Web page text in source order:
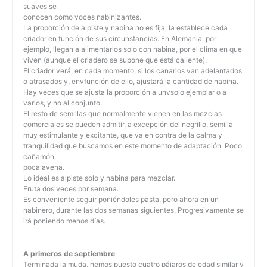
suaves se
conocen como voces nabinizantes.
La proporción de alpiste y nabina no es fija; la establece cada
criador en función de sus circunstancias. En Alemania, por
ejemplo, llegan a alimentarlos solo con nabina, por el clima en que
viven (aunque el criadero se supone que está caliente).
El criador verá, en cada momento, si los canarios van adelantados
o atrasados y, envfunción de ello, ajustará la cantidad de nabina.
Hay veces que se ajusta la proporción a unvsolo ejemplar o a
varios, y no al conjunto.
El resto de semillas que normalmente vienen en las mezclas
comerciales se pueden admitir, a excepción del negrillo, semilla
muy estimulante y excitante, que va en contra de la calma y
tranquilidad que buscamos en este momento de adaptación. Poco
cañamón,
poca avena.
Lo ideal es alpiste solo y nabina para mezclar.
Fruta dos veces por semana.
Es conveniente seguir poniéndoles pasta, pero ahora en un
nabinero, durante las dos semanas siguientes. Progresivamente se
irá poniendo menos días.
A primeros de septiembre
Terminada la muda, hemos puesto cuatro pájaros de edad similar y